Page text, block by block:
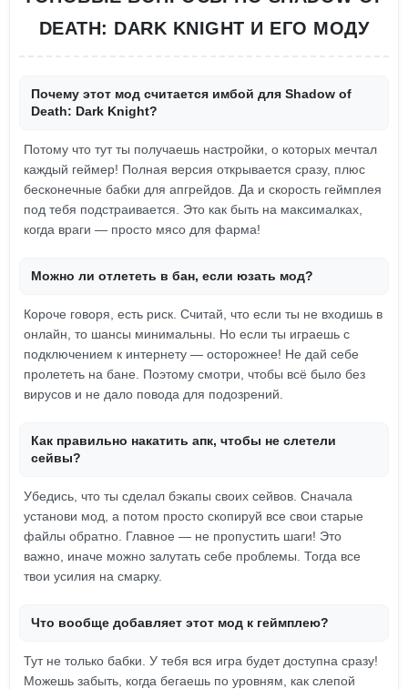
DEATH: DARK KNIGHT И ЕГО МОДУ
Почему этот мод считается имбой для Shadow of
Death: Dark Knight?
Потому что тут ты получаешь настройки, о которых мечтал
каждый геймер! Полная версия открывается сразу, плюс
бесконечные бабки для апгрейдов. Да и скорость геймплея
под тебя подстраивается. Это как быть на максималках,
когда враги — просто мясо для фарма!
Можно ли отлететь в бан, если юзать мод?
Короче говоря, есть риск. Считай, что если ты не входишь в
онлайн, то шансы минимальны. Но если ты играешь с
подключением к интернету — осторожнее! Не дай себе
пролететь на бане. Поэтому смотри, чтобы всё было без
вирусов и не дало повода для подозрений.
Как правильно накатить апк, чтобы не слетели
сейвы?
Убедись, что ты сделал бэкапы своих сейвов. Сначала
установи мод, а потом просто скопируй все свои старые
файлы обратно. Главное — не пропустить шаги! Это
важно, иначе можно залутать себе проблемы. Тогда все
твои усилия на смарку.
Что вообще добавляет этот мод к геймплею?
Тут не только бабки. У тебя вся игра будет доступна сразу!
Можешь забыть, когда бегаешь по уровням, как слепой